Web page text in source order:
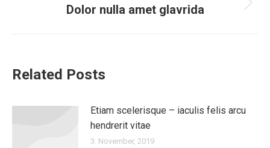
Nächster
Dolor nulla amet glavrida
Related Posts
Etiam scelerisque – iaculis felis arcu
hendrerit vitae
3. November, 2019